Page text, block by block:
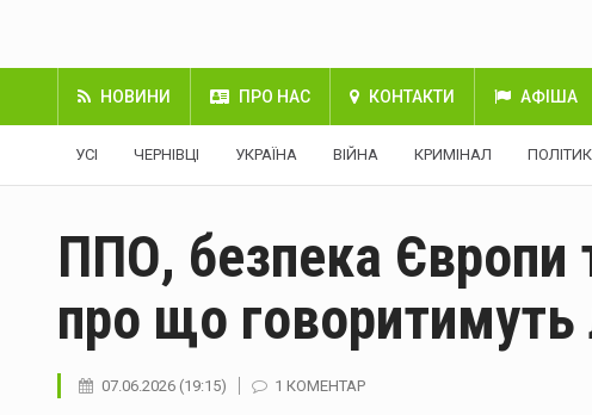
НОВИНИ ПРО НАС КОНТАКТИ АФІША
УСІ ЧЕРНІВЦІ УКРАЇНА ВІЙНА КРИМІНАЛ
ППО, безпека Європи
про що говоритимуть
07.06.2026 (19:15) 1 КОМЕНТАР